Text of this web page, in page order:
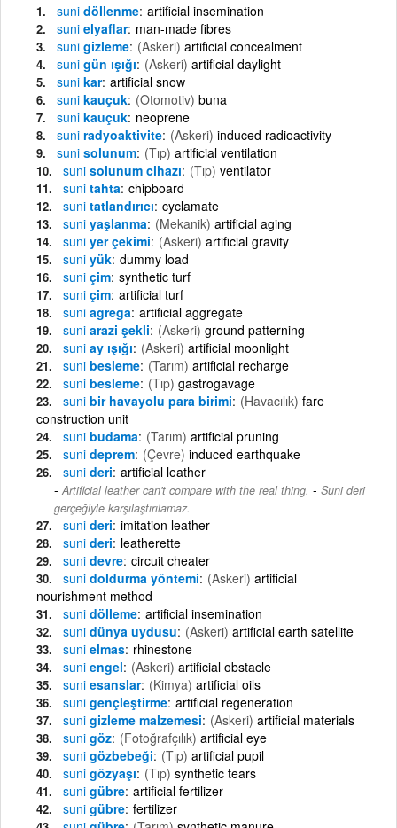
suni döllenme artificial insemination
suni elyaflar man-made fibres
suni gizleme (Askeri) artificial concealment
suni gün ışığı (Askeri) artificial daylight
suni kar artificial snow
suni kauçuk (Otomotiv) buna
suni kauçuk neoprene
suni radyoaktivite (Askeri) induced radioactivity
suni solunum (Tıp) artificial ventilation
suni solunum cihazı (Tıp) ventilator
suni tahta chipboard
suni tatlandırıcı cyclamate
suni yaşlanma (Mekanik) artificial aging
suni yer çekimi (Askeri) artificial gravity
suni yük dummy load
suni çim synthetic turf
suni çim artificial turf
suni agrega artificial aggregate
suni arazi şekli (Askeri) ground patterning
suni ay ışığı (Askeri) artificial moonlight
suni besleme (Tarım) artificial recharge
suni besleme (Tıp) gastrogavage
suni bir havayolu para birimi (Havacılık) fare
construction unit
suni budama (Tarım) artificial pruning
suni deprem (Çevre) induced earthquake
suni deri artificial leather
Artificial leather can't compare with the real thing. - Suni deri
gerçeğiyle karşılaştırılamaz.
suni deri imitation leather
suni deri leatherette
suni devre circuit cheater
suni doldurma yöntemi (Askeri) artificial
nourishment method
suni dölleme artificial insemination
suni dünya uydusu (Askeri) artificial earth satellite
suni elmas rhinestone
suni engel (Askeri) artificial obstacle
suni esanslar (Kimya) artificial oils
suni gençleştirme artificial regeneration
suni gizleme malzemesi (Askeri) artificial materials
suni göz (Fotoğrafçılık) artificial eye
suni gözbebeği (Tıp) artificial pupil
suni gözyaşı (Tıp) synthetic tears
suni gübre artificial fertilizer
suni gübre fertilizer